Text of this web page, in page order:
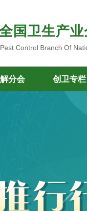
国卫生产
Pest Control Branch Of
分会 创卫专栏